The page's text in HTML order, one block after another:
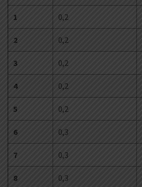
1 0,2
2 0,2
3 0,2
4 0,2
5 0,2
6 0,3
7 0,3
8 0,3